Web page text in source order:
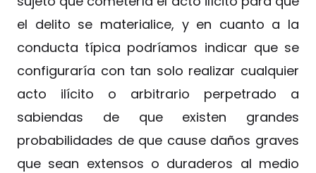
el delito se materialice, y en cuanto a la
conducta típica podríamos indicar que se
configuraría con tan solo realizar cualquier
acto ilícito o arbitrario perpetrado a
sabiendas de que existen grandes
probabilidades de que cause daños graves
que sean extensos o duraderos al medio